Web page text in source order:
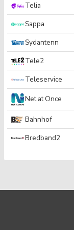
Telia
Sappa
Sydantenn
Tele2
Teleservice
Net at Once
Bahnhof
Bredband2